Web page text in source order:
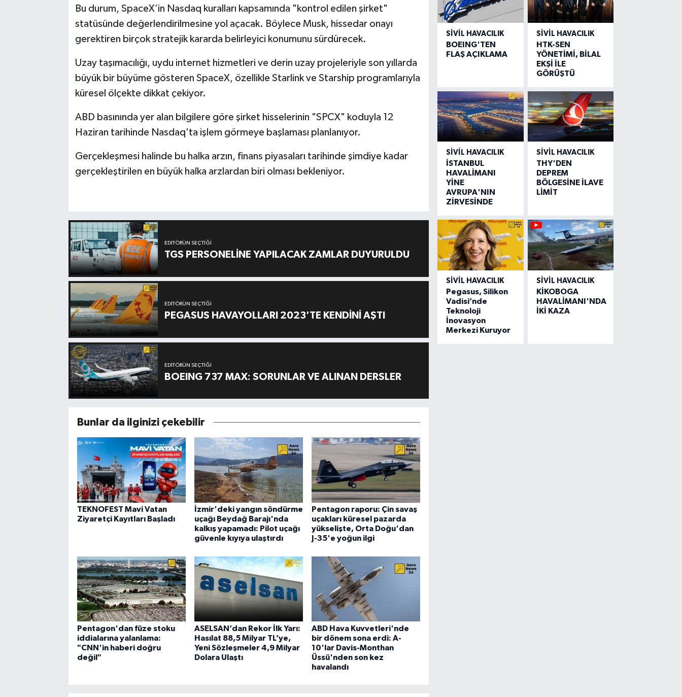
Bu durum, SpaceX’in Nasdaq kuralları kapsamında "kontrol edilen şirket"
statüsünde değerlendirilmesine yol açacak. Böylece Musk, hissedar onayı
gerektiren birçok stratejik kararda belirleyici konumunu sürdürecek.
Uzay taşımacılığı, uydu internet hizmetleri ve derin uzay projeleriyle son yıllarda
büyük bir büyüme gösteren SpaceX, özellikle Starlink ve Starship programlarıyla
küresel ölçekte dikkat çekiyor.
ABD basınında yer alan bilgilere göre şirket hisselerinin "SPCX" koduyla 12
Haziran tarihinde Nasdaq'ta işlem görmeye başlaması planlanıyor.
Gerçekleşmesi halinde bu halka arzın, finans piyasaları tarihinde şimdiye kadar
gerçekleştirilen en büyük halka arzlardan biri olması bekleniyor.
EDITÖRÜN SEÇTIĞI
TGS PERSONELİNE YAPILACAK ZAMLAR DUYURULDU
EDITÖRÜN SEÇTIĞI
PEGASUS HAVAYOLLARI 2023'TE KENDİNİ AŞTI
EDITÖRÜN SEÇTIĞI
BOEING 737 MAX: SORUNLAR VE ALINAN DERSLER
Bunlar da ilginizi çekebilir
TEKNOFEST Mavi Vatan
Ziyaretçi Kayıtları Başladı
İzmir'deki yangın söndürme
uçağı Beydağ Barajı'nda
kalkış yapamadı: Pilot uçağı
güvenle kıyıya ulaştırdı
Pentagon raporu: Çin savaş
uçakları küresel pazarda
yükselişte, Orta Doğu'dan
J-35'e yoğun ilgi
Pentagon'dan füze stoku
iddialarına yalanlama:
"CNN'in haberi doğru
değil"
ASELSAN’dan Rekor İlk Yarı:
Hasılat 88,5 Milyar TL’ye,
Yeni Sözleşmeler 4,9 Milyar
Dolara Ulaştı
ABD Hava Kuvvetleri'nde
bir dönem sona erdi: A-
10'lar Davis-Monthan
Üssü'nden son kez
havalandı
SIVIL HAVACILIK
BOEING'TEN
FLAŞ AÇIKLAMA
SIVIL HAVACILIK
HTK-SEN
YÖNETİMİ, BİLAL
EKŞİ İLE
GÖRÜŞTÜ
SIVIL HAVACILIK
İSTANBUL
HAVALİMANI
YİNE
AVRUPA'NIN
ZİRVESİNDE
SIVIL HAVACILIK
THY'DEN
DEPREM
BÖLGESİNE İLAVE
LİMİT
SIVIL HAVACILIK
Pegasus, Silikon
Vadisi’nde
Teknoloji
İnovasyon
Merkezi Kuruyor
SIVIL HAVACILIK
KİKOBOGA
HAVALİMANI'NDA
İKİ KAZA